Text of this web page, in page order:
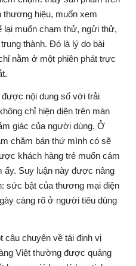
thương hiệu, muốn xem
lại muốn chạm thử, ngửi thử,
thành. Đó là lý do bài
nằm ở một phiên phát trực
nội dung số với trải
chỉ hiện diện trên màn
giác của người dùng. Ở
chăm bán thứ mình có sẽ
khách hàng trẻ muốn cảm
ấy. Suy luận này được nâng
sức bật của thương mại điện
càng rõ ở người tiêu dùng
câu chuyện về tái định vị
Việt thường được quảng